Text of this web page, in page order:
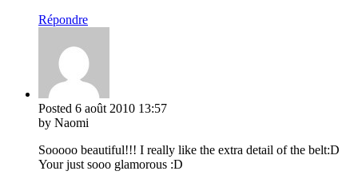
Répondre
Posted 6 août 2010 13:57
by Naomi
Sooooo beautiful!!! I really like the extra detail of the belt:D
Your just sooo glamorous :D